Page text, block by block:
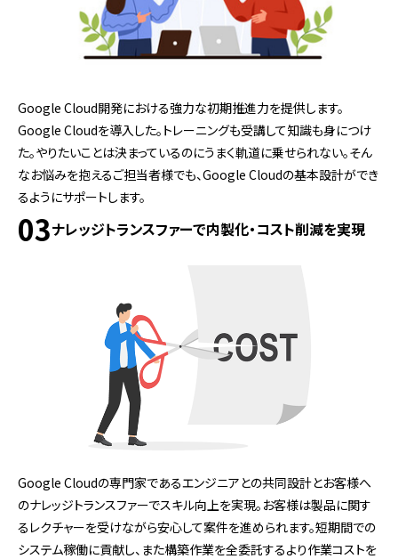
Google Cloud開発における強力な初期推進力を提供します。
Google Cloudを導入した。トレーニングも受講して知識も身につけ
た。やりたいことは決まっているのにうまく軌道に乗せられない。そん
なお悩みを抱えるご担当者様でも、Google Cloudの基本設計ができ
るようにサポートします。
03ナレッジトランスファーで内製化・コスト削減を実現
Google Cloudの専門家であるエンジニアとの共同設計とお客様へ
のナレッジトランスファーでスキル向上を実現。お客様は製品に関す
るレクチャーを受けながら安心して案件を進められます。短期間での
システム稼働に貢献し、また構築作業を全委託するより作業コストを